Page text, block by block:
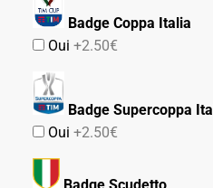
Badge Coppa Italia
Oui+2.50€
Badge Supercoppa
Oui+2.50€